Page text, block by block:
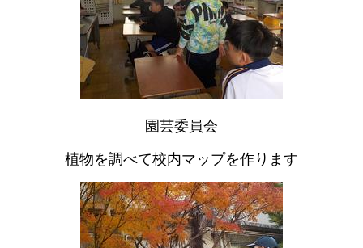
園芸委員会
植物を調べて校内マップを作ります